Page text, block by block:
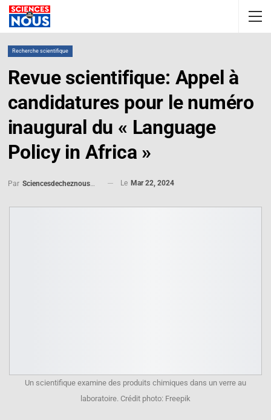
Recherche scientifique
Revue scientifique: Appel à
candidatures pour le numéro
inaugural du « Language
Policy in Africa »
Par Sciencesdecheznous@gmail.com Le Mar 22, 2024
Un scientifique examine des produits chimiques dans un verre au
laboratoire. Crédit photo: Freepik